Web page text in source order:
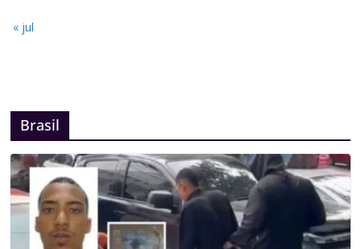
« jul
Brasil